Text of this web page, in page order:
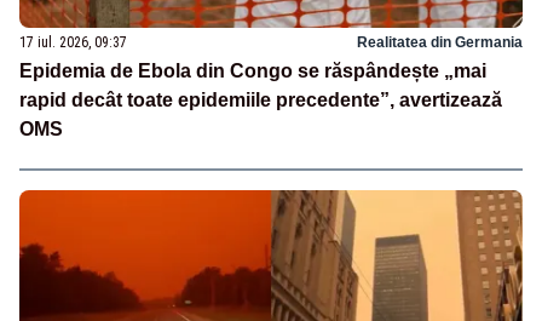
17 iul. 2026, 09:37 Realitatea din Germania
Epidemia de Ebola din Congo se răspândește „mai
rapid decât toate epidemiile precedente”, avertizează
OMS